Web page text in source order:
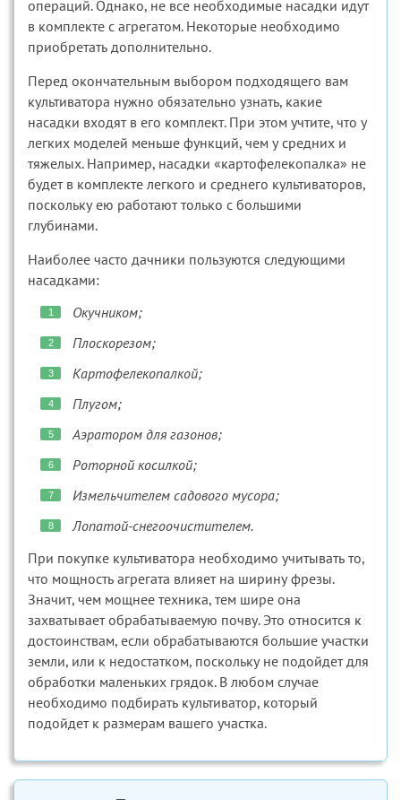
операций. Однако, не все необходимые насадки идут
в комплекте с агрегатом. Некоторые необходимо
приобретать дополнительно.
Перед окончательным выбором подходящего вам
культиватора нужно обязательно узнать, какие
насадки входят в его комплект. При этом учтите, что у
легких моделей меньше функций, чем у средних и
тяжелых. Например, насадки «картофелекопалка» не
будет в комплекте легкого и среднего культиваторов,
поскольку ею работают только с большими
глубинами.
Наиболее часто дачники пользуются следующими
насадками:
Окучником;
Плоскорезом;
Картофелекопалкой;
Плугом;
Аэратором для газонов;
Роторной косилкой;
Измельчителем садового мусора;
Лопатой-снегоочистителем.
При покупке культиватора необходимо учитывать то,
что мощность агрегата влияет на ширину фрезы.
Значит, чем мощнее техника, тем шире она
захватывает обрабатываемую почву. Это относится к
достоинствам, если обрабатываются большие участки
земли, или к недостатком, поскольку не подойдет для
обработки маленьких грядок. В любом случае
необходимо подбирать культиватор, который
подойдет к размерам вашего участка.